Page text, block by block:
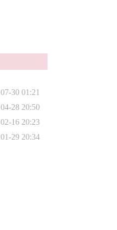
07-30 01:21
04-28 20:50
02-16 20:23
01-29 20:34